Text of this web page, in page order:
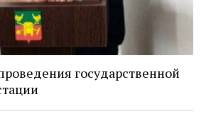
государственной